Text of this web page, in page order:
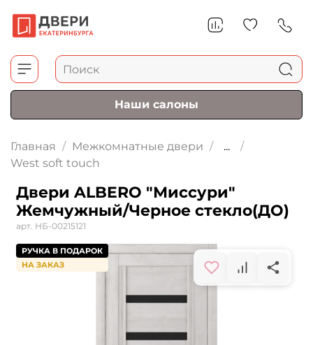
Наши салоны
Главная Межкомнатные двери
...
West soft touch
Двери ALBERO "Миссури"
Жемчужный/Черное стекло(ДО)
арт. НБ-00215121
РУЧКА В ПОДАРОК
НА ЗАКАЗ